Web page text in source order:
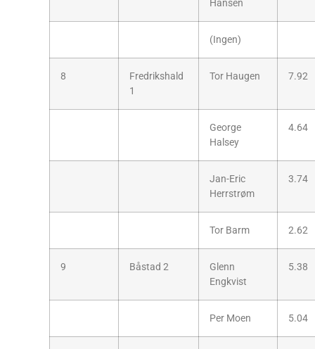
Hansen
(Ingen)
8
Fredrikshald
1
Tor Haugen 7.92
George
Halsey
4.64
Jan-Eric
Herrstrøm
3.74
Tor Barm 2.62
9 Båstad 2
Glenn
Engkvist
5.38
Per Moen 5.04